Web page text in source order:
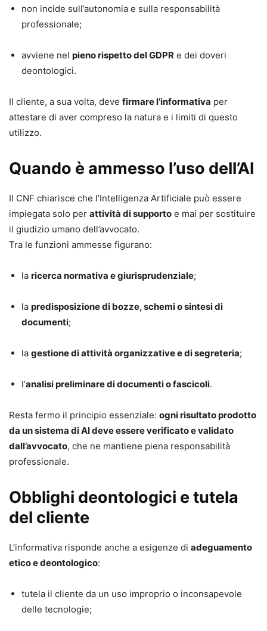
civile, sul codice di procedura civile e sul codice penale,
introducendo nuove fattispecie di reato. La puntuale
Act e il GDPR) sono accompagnati da schemi e tabelle, e
da un agile glossario giuridico.
Vincenzo Franceschelli
Come professore straordinario prima, e poi come
ordinario, ha insegnato nelle Università di Trieste, Siena,
CNU - Consiglio Nazionale degli Utenti presso l’AGCom
Visiting Professor presso la Seton Hall University Law
School di New Jersey, USA. Direttore responsabile della
Rivista di Diritto Industriale e autore di numerose
monografie e contributi scientifici in varie riviste.
Avvocato e docente universitario. Svolge attività di
Italia e all’estero. È responsabile scientifico di vari enti, tra
cui l’Istituto nazionale per la formazione continua di Roma.
numerosi volumi, tra cui “Manuale pratico dei marchi e
proprietà industriale”. I suoi articoli vengono pubblicati su
non incide sull’autonomia e sulla responsabilità
professionale;
avviene nel pieno rispetto del GDPR e dei doveri
deontologici.
Il cliente, a sua volta, deve firmare l’informativa per
attestare di aver compreso la natura e i limiti di questo
utilizzo.
Quando è ammesso l’uso dell’AI
Il CNF chiarisce che l’Intelligenza Artificiale può essere
impiegata solo per attività di supporto e mai per sostituire
il giudizio umano dell’avvocato.
Tra le funzioni ammesse figurano:
la ricerca normativa e giurisprudenziale;
la predisposizione di bozze, schemi o sintesi di
documenti;
la gestione di attività organizzative e di segreteria;
l’analisi preliminare di documenti o fascicoli.
Resta fermo il principio essenziale: ogni risultato prodotto
da un sistema di AI deve essere verificato e validato
dall’avvocato, che ne mantiene piena responsabilità
professionale.
Obblighi deontologici e tutela
del cliente
L’informativa risponde anche a esigenze di adeguamento
etico e deontologico:
tutela il cliente da un uso improprio o inconsapevole
delle tecnologie;